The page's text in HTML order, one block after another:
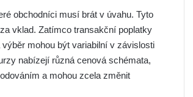
obchodníci musí brát v úvahu. Tyto
vklad. Zatímco transakční poplatky
mohou být variabilní v závislosti
nabízejí různá cenová schémata,
a mohou zcela změnit